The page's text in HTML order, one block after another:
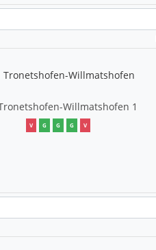
Willmatshofen 1
V G G G V